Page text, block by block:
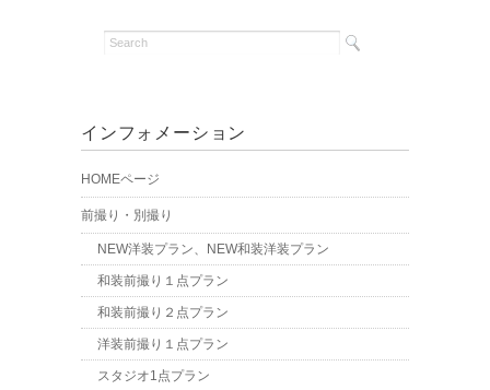
インフォメーション
HOMEページ
前撮り・別撮り
NEW洋装プラン、NEW和装洋装プラン
和装前撮り１点プラン
和装前撮り２点プラン
洋装前撮り１点プラン
スタジオ1点プラン